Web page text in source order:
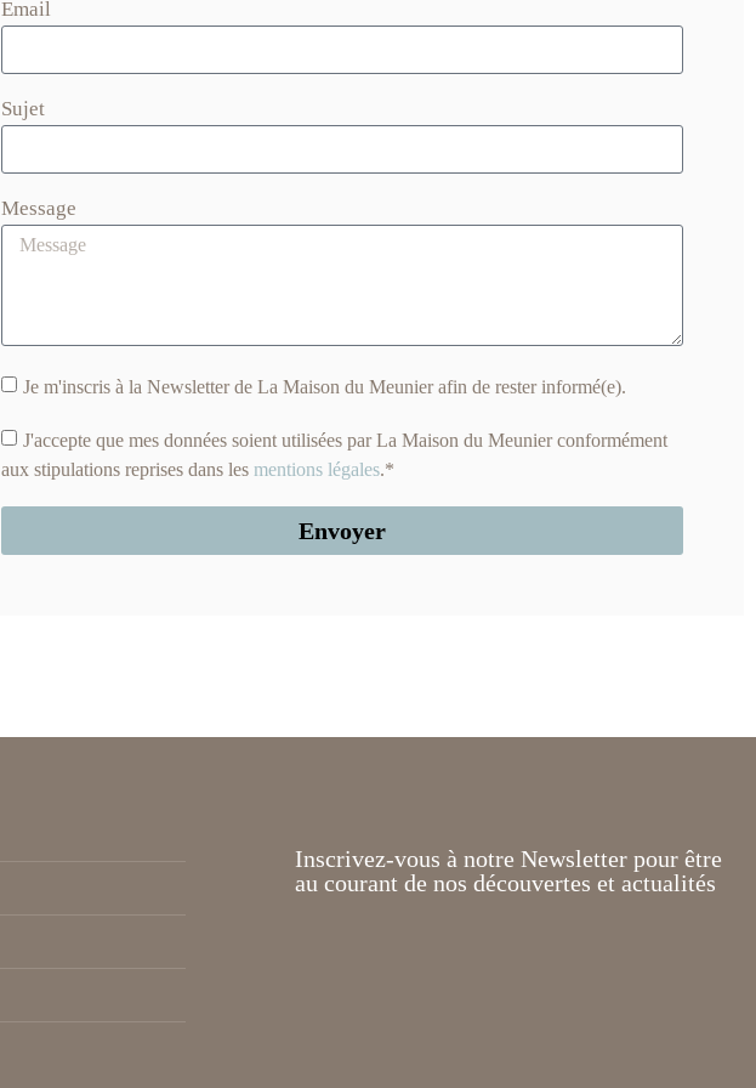
Email
Sujet
Message
Je m'inscris à la Newsletter de La Maison du Meunier afin de rester informé(e).
J'accepte que mes données soient utilisées par La Maison du Meunier conformément
aux stipulations reprises dans les mentions légales.*
Envoyer
Inscrivez-vous à notre Newsletter pour être
au courant de nos découvertes et actualités